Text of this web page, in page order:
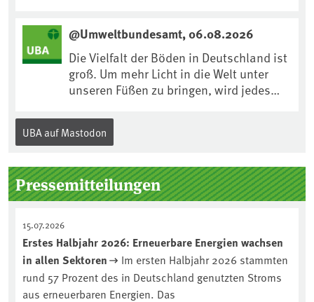
anpassen?🤔Antworten auf diese und
weitere Fragen auf unserer Webseite:
www.uba.de/trockenheit #Trockenheit
#Klimawandel
@Umweltbundesamt, 06.08.2026
Die Vielfalt der Böden in Deutschland ist
groß. Um mehr Licht in die Welt unter
unseren Füßen zu bringen, wird jedes
Internationalen Tag des Bodens, der
„Boden des Jahres“ vorgestellt. Das UBA
Kuratorium, wie wird der Boden des
Jahres ausgewählt und was passiert
eigentlich während eines solchen
aktuellen Podcast „Soilcast“. Jetzt
reinhören:
https://soilcast.de/interview/sc202-
interview-die-kuer-der-krume/
UBA auf Mastodon
Pressemitteilungen
15.07.2026
Erstes Halbjahr 2026: Erneuerbare Energien wachsen
in allen Sektoren
Im ersten Halbjahr 2026 stammten
rund 57 Prozent des in Deutschland genutzten Stroms
aus erneuerbaren Energien. Das